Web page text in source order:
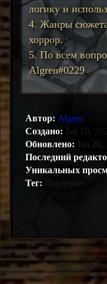
логику и
4. Жанры
хоррор.
5. По всем
Algren#0229
Автор: Algren
Создано: Jan 10,
Обновлено: Jan 26,
Последний
Уникальных
Тег: Лордерон